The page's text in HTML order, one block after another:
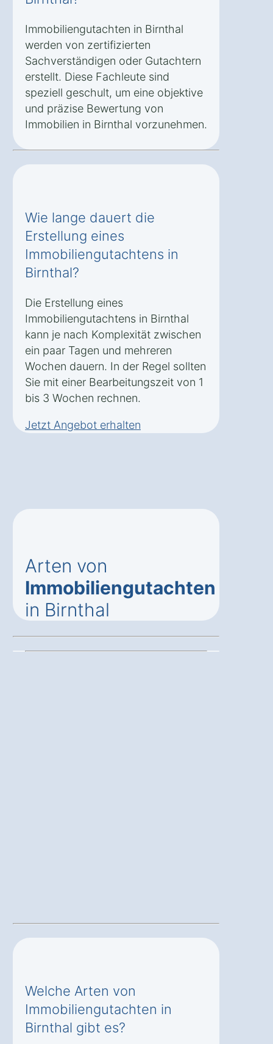
Immobiliengutachten in Birnthal
werden von zertifizierten
Sachverständigen oder Gutachtern
erstellt. Diese Fachleute sind
speziell geschult, um eine objektive
und präzise Bewertung von
Immobilien in Birnthal vorzunehmen.
Wie lange dauert die
Erstellung eines
Immobiliengutachtens in
Birnthal?
Die Erstellung eines
Immobiliengutachtens in Birnthal
kann je nach Komplexität zwischen
ein paar Tagen und mehreren
Wochen dauern. In der Regel sollten
Sie mit einer Bearbeitungszeit von 1
bis 3 Wochen rechnen.
Jetzt Angebot erhalten
Arten von
Immobiliengutachten
in Birnthal
Welche Arten von
Immobiliengutachten in
Birnthal gibt es?